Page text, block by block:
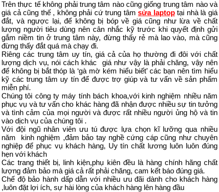
Trên thực tế không phải trung tâm nào cũng giống trung tâm nào và
giá cả cũng thế , không phải cứ trung tâmsửa laptoptại nhà là giá
đắt, và ngược lại, để không bị bóp về giá cũng như lừa về chất
lượng người tiêu dùng nên cân nhắc kỹ trước khi quyết định gửi
gắm niềm tin ở trung tâm này, đừng thấy rẻ mà lao vào, mà cũng
đừng thấy đắt quá mà chạy đi.
Riêng các trung tâm uy tín, giá cả của họ thường đi đôi với chất
lượng dịch vụ, nói cách khác giá như vậy là phải chăng, vậy nên
để không bị bắt thóp là ‘gà mờ kém hiểu biết’ các bạn nên tìm hiểu
kỹ các trung tâm uy tín để được trợ giúp và tư vấn về sản phẩm
miễn phí.
Chúng tôi công ty máy tính bách khoa,với kinh nghiệm nhiều năm
phục vụ và tư vấn cho khác hàng đã nhận được nhiều sự tin tưởng
và tình cảm của mọi người và được rất nhiều người ủng hộ và tin
vào dịch vụ của chúng tôi .
Với đội ngũ nhân viên ưu tú được lựa chọn kĩ lưỡng qua nhiều
năm kinh nghiệm ,đảm bảo tay nghề cứng cáp cũng như chuyên
nghiệp để phục vụ khách hàng, Uy tín chất lương luôn luôn đúng
hẹn với khách
Các trang thiết bị, linh kiện,phụ kiên đều là hàng chính hãng chất
lượng đảm bảo mà giá cả rất phải chăng, cam kết báo đúng giá.
Chế độ bảo hành dấp dẫn với nhiều ưu đãi dành cho khách hàng
,luôn đặt lợi ích, sự hài lòng của khách hàng lên hàng đầu